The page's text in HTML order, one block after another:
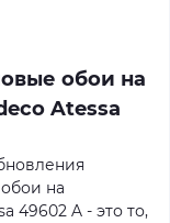
обои на
Atessa
на
49602 A - это то,